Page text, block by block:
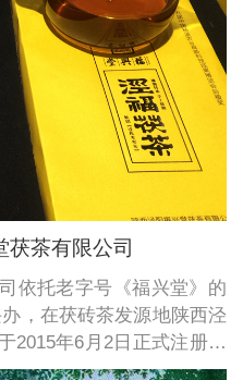
茯茶有限公司
依托老字号《福兴堂》的
，在茯砖茶发源地陕西泾
2015年6月2日正式注册，
承的“泾福茯茶”、“泾灵